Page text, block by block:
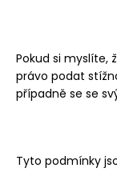
Pokud si myslíte,
právo podat
případně se se
Tyto podmínky